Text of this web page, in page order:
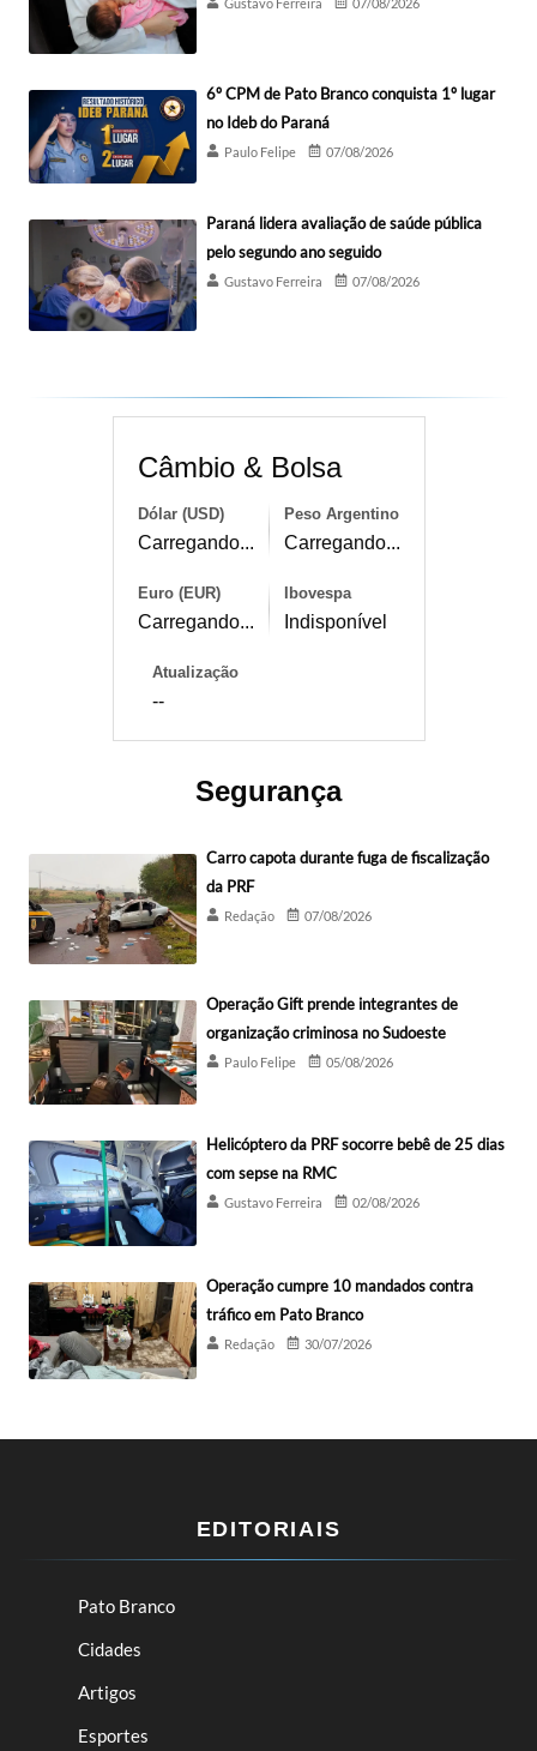
Gustavo Ferreira 07/08/2026
6º CPM de Pato Branco conquista 1º lugar
no Ideb do Paraná
Paulo Felipe 07/08/2026
Paraná lidera avaliação de saúde pública
pelo segundo ano seguido
Gustavo Ferreira 07/08/2026
Câmbio & Bolsa
Dólar (USD)
Carregando...
Peso Argentino
Carregando...
Euro (EUR)
Carregando...
Ibovespa
Indisponível
Atualização
--
Segurança
Carro capota durante fuga de fiscalização
da PRF
Redação 07/08/2026
Operação Gift prende integrantes de
organização criminosa no Sudoeste
Paulo Felipe 05/08/2026
Helicóptero da PRF socorre bebê de 25 dias
com sepse na RMC
Gustavo Ferreira 02/08/2026
Operação cumpre 10 mandados contra
tráfico em Pato Branco
Redação 30/07/2026
EDITORIAIS
Pato Branco
Cidades
Artigos
Esportes